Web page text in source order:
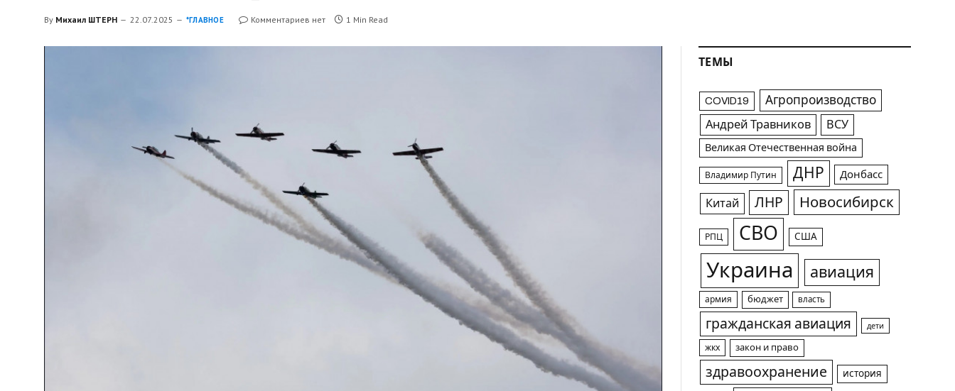
By Михаил ШТЕРН 22.07.2025 *ГЛАВНОЕ Комментариев нет 1 Min Read
ТЕМЫ
COVID19 Агропроизводство
Андрей Травников ВСУ
Великая Отечественная война
Владимир Путин ДНР Донбасс
Китай ЛНР Новосибирск
РПЦ СВО США
Украина авиация
армия бюджет власть
гражданская авиация дети
жкх закон и право
здравоохранение история